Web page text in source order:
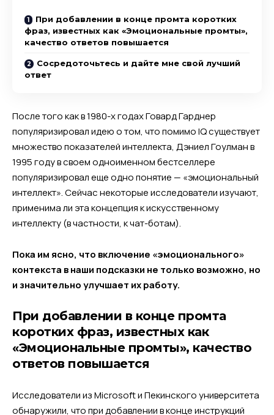
При добавлении в конце промта коротких
фраз, известных как «Эмоциональные промты»,
качество ответов повышается
Сосредоточьтесь и дайте мне свой лучший
ответ
После того как в 1980-х годах Говард Гарднер
популяризировал идею о том, что помимо IQ существует
множество показателей интеллекта, Дэниел Гоулман в
1995 году в своем одноименном бестселлере
популяризировал еще одно понятие — «эмоциональный
интеллект». Сейчас некоторые исследователи изучают,
применима ли эта концепция к искусственному
интеллекту (в частности, к чат-ботам).
Пока им ясно, что включение «эмоционального»
контекста в наши подсказки не только возможно, но
и значительно улучшает их работу.
При добавлении в конце промта
коротких фраз, известных как
«Эмоциональные промты», качество
ответов повышается
Исследователи из Microsoft и Пекинского университета
обнаружили, что при добавлении в конце инструкций